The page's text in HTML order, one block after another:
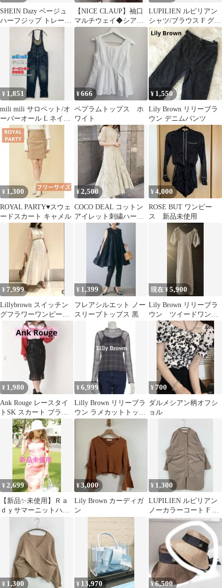
SHEIN Dazy ベージュ
ハーフジップ トレーナ
【NICE CLAUP】袖口
マルチウェイ◆シアー
シャツ
LUPILIEN ルピリアン
シャツ/ブラウス F グリ
ーン コットン ストライ
プ柄 ミドル丈 長袖 レ
ギュラーカラー レディ
ース
¥ 1,851
mili mili サロペット/オ
ーバーオール L ネイビ
ー フルレングス デニム
コットン メンズ レディ
¥666
ペプラムトップス ホ
ワイト
¥ 1,550
Lily Brown リリーブラ
ウン デニムパンツ
¥ 1,300
ROYAL PARTY♥スウェ
ードスカート キャメル
¥2,500
COCO DEAL コットン
アイレット刺繍ハーフ
スリーブワンピース ベ
ージュ 1
¥4,000
ROSE BUT ワンピー
ス 新品未使用
¥ 7,999
Lillybrown スイッチン
グフラワーワンピー
ス acka hinari
¥ 1,399
フレアシルエット ノー
スリーブトップス 黒
現在 ¥5,900
Lily Brown リリーブラ
ウン ツイードワンピ
ース
¥ 1,980
Ank Rouge レースタイ
トSK スカート ブラッ
ク 黒 アンクルージュ
¥6,999
Lilly Brown リリーブラ
ウン ラメカットトップ
ス シアー キャミ付き
¥ 700
ダルメシアン柄オフシ
ョル
¥2,699
【新品✨未使用】Ｒａ
ｄｙサマーニットハー
トワンピ マーブル
タイト Y2Kピンク
¥3,000
Lily Brown カーディガ
ン
¥ 1,300
LUPILIEN ルピリアン
ノーカラーコート F ベ
ージュ 無地 ライナー取
外し可 レディース
¥ 1,300 ¥ 13,970 ¥6,500